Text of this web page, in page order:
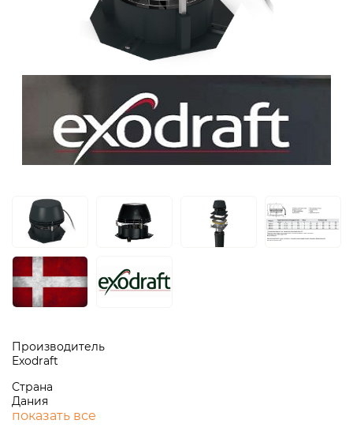
Производитель
Exodraft
Страна
Дания
показать все